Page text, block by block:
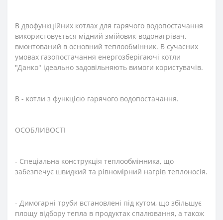
В двофункційних котлах для гарячого водопостачання
використовується мідний змійовик-водонагрівач,
вмонтований в основний теплообмінник. В сучасних
умовах газопостачання енергозберігаючі котли
"Данко" ідеально задовільняють вимоги користувачів.
В - котли з функцією гарячого водопостачання.
ОСОБЛИВОСТІ
- Спеціальна конструкція теплообмінника, що
забезпечує швидкий та рівномірний нагрів теплоносія.
- Димогарні труби встановлені під кутом, що збільшує
площу відбору тепла в продуктах спалювання, а також